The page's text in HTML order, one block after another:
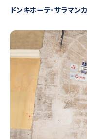
ドンキホーテ・サラマンカ